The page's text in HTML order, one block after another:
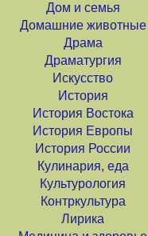
Дом и семья
Домашние животные
Драма
Драматургия
Искусство
История
История Востока
История Европы
История России
Кулинария, еда
Культурология
Контркультура
Лирика